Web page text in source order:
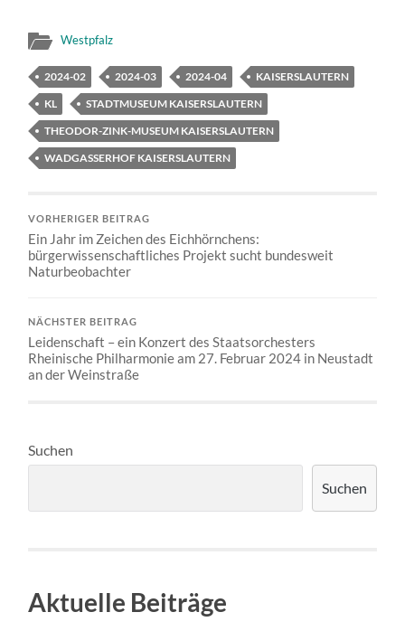
Westpfalz
2024-02 2024-03 2024-04
KAISERSLAUTERN
KL
STADTMUSEUM KAISERSLAUTERN
THEODOR-ZINK-MUSEUM KAISERSLAUTERN
WADGASSERHOF KAISERSLAUTERN
VORHERIGER BEITRAG
Ein Jahr im Zeichen des Eichhörnchens:
bürgerwissenschaftliches Projekt sucht bundesweit
Naturbeobachter
NÄCHSTER BEITRAG
Leidenschaft – ein Konzert des Staatsorchesters
Rheinische Philharmonie am 27. Februar 2024 in Neustadt
an der Weinstraße
Suchen
Suchen
Aktuelle Beiträge